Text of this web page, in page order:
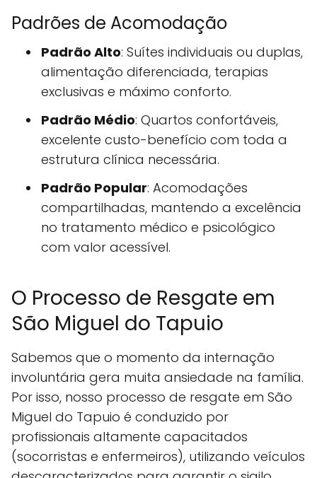
Padrões de Acomodação
Padrão Alto: Suítes individuais ou duplas,
alimentação diferenciada, terapias
exclusivas e máximo conforto.
Padrão Médio: Quartos confortáveis,
excelente custo-benefício com toda a
estrutura clínica necessária.
Padrão Popular: Acomodações
compartilhadas, mantendo a excelência
no tratamento médico e psicológico
com valor acessível.
O Processo de Resgate em
São Miguel do Tapuio
Sabemos que o momento da internação
involuntária gera muita ansiedade na família.
Por isso, nosso processo de resgate em São
Miguel do Tapuio é conduzido por
profissionais altamente capacitados
(socorristas e enfermeiros), utilizando veículos